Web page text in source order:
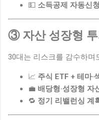
💵 소득공제 자동신
③ 자산 성장형 투
30대는 리스크를 감수하며
📈 주식 ETF + 테마·
💼 배당형·성장형 자
🔁 정기 리밸런싱 계